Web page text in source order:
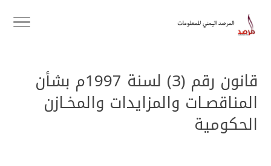
قانون رقم (3) لسنة 1997م بشأن
المناقصـات والمزايدات والمخـازن
الحكومية